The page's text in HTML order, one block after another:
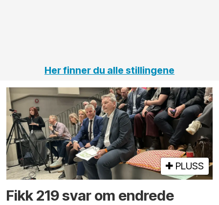
Her finner du alle stillingene
PLUSS
Fikk 219 svar om endrede